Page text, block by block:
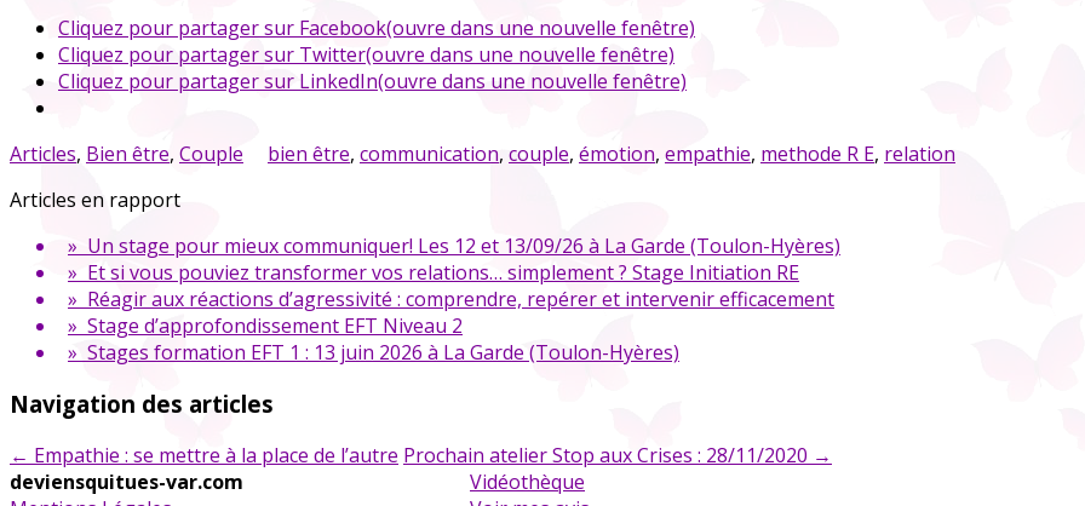
Cliquez pour partager sur Facebook(ouvre dans une nouvelle fenêtre)
Cliquez pour partager sur Twitter(ouvre dans une nouvelle fenêtre)
Cliquez pour partager sur LinkedIn(ouvre dans une nouvelle fenêtre)
Articles, Bien être, Couple bien être, communication, couple, émotion, empathie, methode R E, relation
Articles en rapport
» Un stage pour mieux communiquer! Les 12 et 13/09/26 à La Garde (Toulon-Hyères)
» Et si vous pouviez transformer vos relations… simplement ? Stage Initiation RE
» Réagir aux réactions d’agressivité : comprendre, repérer et intervenir efficacement
» Stage d’approfondissement EFT Niveau 2
» Stages formation EFT 1 : 13 juin 2026 à La Garde (Toulon-Hyères)
Navigation des articles
← Empathie : se mettre à la place de l’autre Prochain atelier Stop aux Crises : 28/11/2020 →
Vidéothèque
deviensquitues-var.com